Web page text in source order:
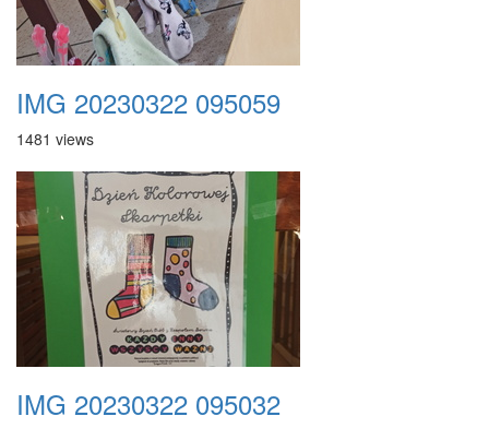
IMG 20230322 095059
1481 views
IMG 20230322 095032